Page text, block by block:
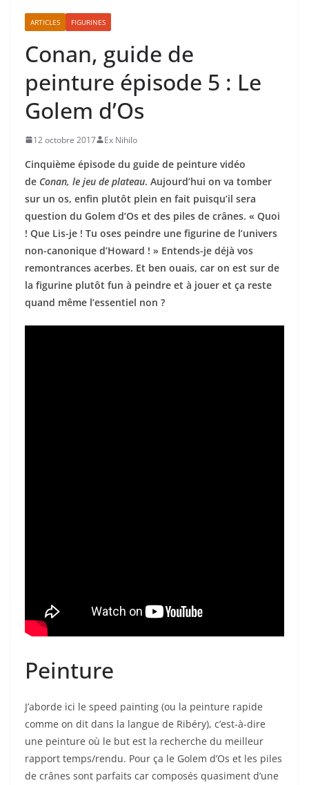
ARTICLES FIGURINES
Conan, guide de
peinture épisode 5 : Le
Golem d’Os
12 octobre 2017 Ex Nihilo
Cinquième épisode du guide de peinture vidéo
de Conan, le jeu de plateau. Aujourd’hui on va tomber
sur un os, enfin plutôt plein en fait puisqu’il sera
question du Golem d’Os et des piles de crânes. « Quoi
! Que Lis-je ! Tu oses peindre une figurine de l’univers
non-canonique d’Howard ! » Entends-je déjà vos
remontrances acerbes. Et ben ouais, car on est sur de
la figurine plutôt fun à peindre et à jouer et ça reste
quand même l’essentiel non ?
Peinture
J’aborde ici le speed painting (ou la peinture rapide
comme on dit dans la langue de Ribéry), c’est-à-dire
une peinture où le but est la recherche du meilleur
rapport temps/rendu. Pour ça le Golem d’Os et les piles
de crânes sont parfaits car composés quasiment d’une